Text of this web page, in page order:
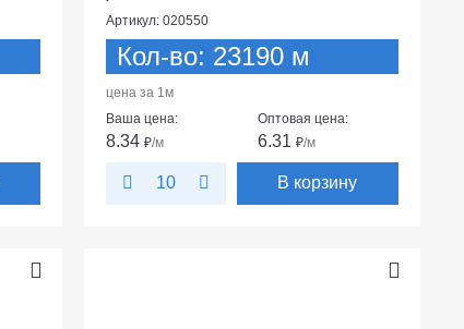
Артикул: 020550
Кол-во: 23190 м
цена за 1м
Ваша цена:
8.34 ₽/м
Оптовая цена:
6.31 ₽/м
10 В корзину